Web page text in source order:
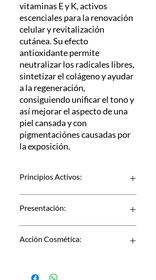
vitaminas E y K, activos
escenciales para la renovación
celular y revitalización
cutánea. Su efecto
antioxidante permite
neutralizar los radicales libres,
sintetizar el colágeno y ayudar
a la regeneración,
consiguiendo unificar el tono y
así mejorar el aspecto de una
piel cansada y con
pigmentaciónes causadas por
la exposición.
Principios Activos:
Silicio Orgánico
Presentación:
Acción Cosmética:
Ilumina y unifica el tono de la piel